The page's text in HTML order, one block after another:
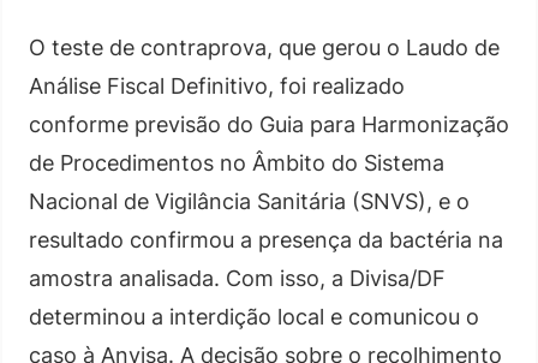
O teste de contraprova, que gerou o Laudo de
Análise Fiscal Definitivo, foi realizado
conforme previsão do Guia para Harmonização
de Procedimentos no Âmbito do Sistema
Nacional de Vigilância Sanitária (SNVS), e o
resultado confirmou a presença da bactéria na
amostra analisada. Com isso, a Divisa/DF
determinou a interdição local e comunicou o
caso à Anvisa. A decisão sobre o recolhimento